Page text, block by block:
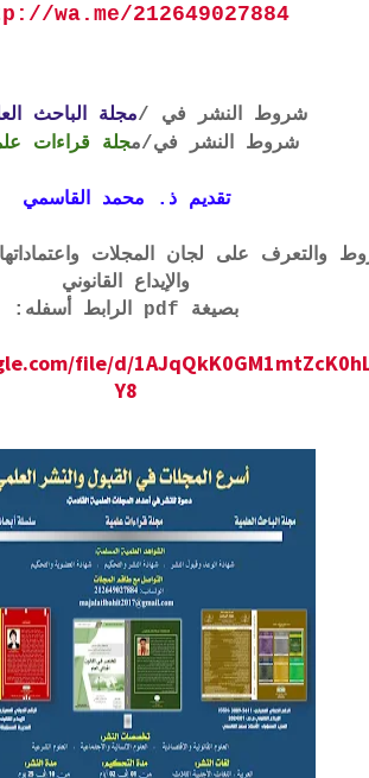
wa.me/212649027884
شروط النشر في /مجلة الباحث
شروط النشر في/مجلة قراءات
تقديم ذ. محمد القاسمي
والإيداع القانوني
بصيغة pdf الرابط أسفله:
file/d/
Y8